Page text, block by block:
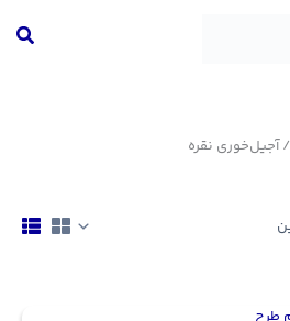
/ آجیل‌خوری نقره